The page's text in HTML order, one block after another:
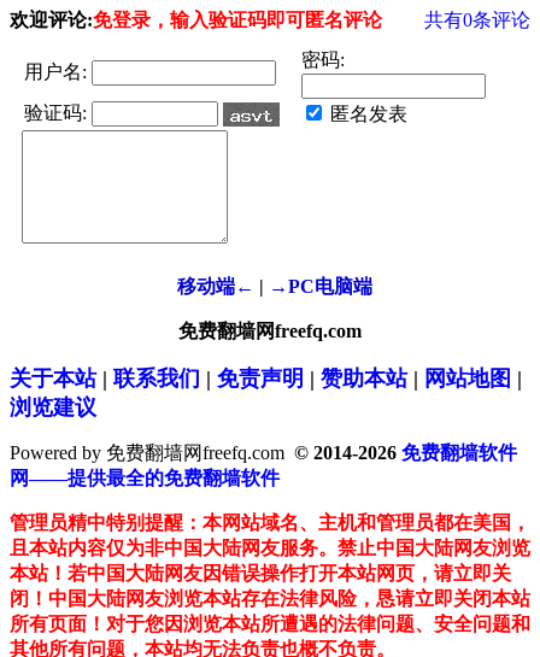
欢迎评论:免登录，输入验证码即可匿名评论 共有0条评论
用户名:
密码:
验证码: 匿名发表
移动端← | →PC电脑端
免费翻墙网freefq.com
关于本站| 联系我们 | 免责声明 | 赞助本站| 网站地图 |
浏览建议
Powered by 免费翻墙网freefq.com © 2014-2026 免费翻墙软件
网——提供最全的免费翻墙软件
管理员精中特别提醒：本网站域名、主机和管理员都在美国，
且本站内容仅为非中国大陆网友服务。禁止中国大陆网友浏览
本站！若中国大陆网友因错误操作打开本站网页，请立即关
闭！中国大陆网友浏览本站存在法律风险，恳请立即关闭本站
所有页面！对于您因浏览本站所遭遇的法律问题、安全问题和
其他所有问题，本站均无法负责也概不负责。